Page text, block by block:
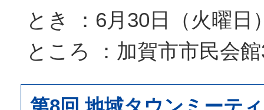
とき ：6月30日（火曜日
ところ ：加賀市市民会